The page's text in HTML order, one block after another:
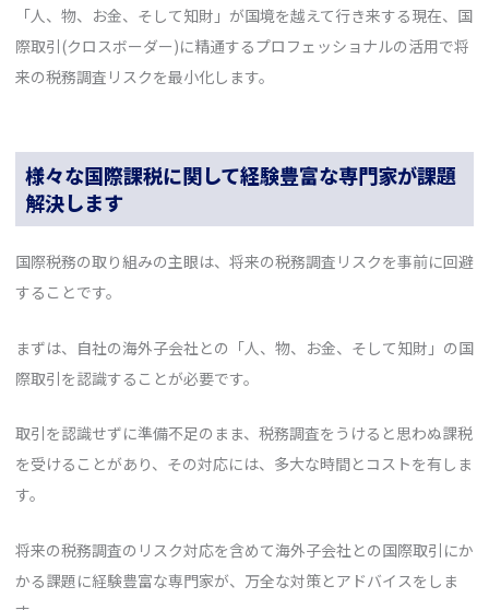
「人、物、お金、そして知財」が国境を越えて行き来する現在、国
際取引(クロスボーダー)に精通するプロフェッショナルの活用で将
来の税務調査リスクを最小化します。
様々な国際課税に関して経験豊富な専門家が課題
解決します
国際税務の取り組みの主眼は、将来の税務調査リスクを事前に回避
することです。
まずは、自社の海外子会社との「人、物、お金、そして知財」の国
際取引を認識することが必要です。
取引を認識せずに準備不足のまま、税務調査をうけると思わぬ課税
を受けることがあり、その対応には、多大な時間とコストを有しま
す。
将来の税務調査のリスク対応を含めて海外子会社との国際取引にか
かる課題に経験豊富な専門家が、万全な対策とアドバイスをしま